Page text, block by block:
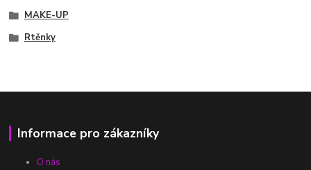
MAKE-UP
Rtěnky
Informace pro zákazníky
O nás